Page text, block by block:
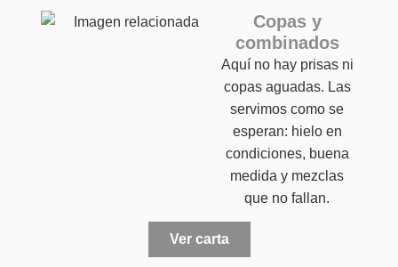
Copas y
combinados
Aquí no hay prisas ni
copas aguadas. Las
servimos como se
esperan: hielo en
condiciones, buena
medida y mezclas
que no fallan.
Ver carta